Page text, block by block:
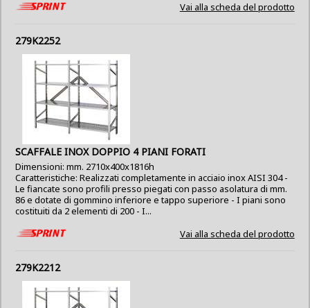
Vai alla scheda del prodotto
279K2252
SCAFFALE INOX DOPPIO 4 PIANI FORATI
Dimensioni: mm. 2710x400x1816h
Caratteristiche: Realizzati completamente in acciaio inox AISI 304 -
Le fiancate sono profili presso piegati con passo asolatura di mm.
86 e dotate di gommino inferiore e tappo superiore - I piani sono
costituiti da 2 elementi di 200 - I...
Vai alla scheda del prodotto
279K2212